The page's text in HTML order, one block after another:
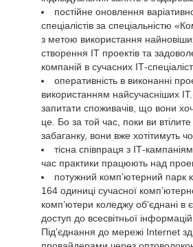
постійне оновлення
спеціалістів за спеціальністю
з метою використання
створення ІТ проектів та
компаній в сучасних ІТ-
оперативність в виконанні
використанням найсучасніших
запитати споживачів, що вони
це. Бо за той час, поки ви
забаганку, вони вже хотітимуть
тісна співпраця з ІТ-
час практики працюють над
потужний комп’ютерний парк
164 одиниці сучасної
комп’ютери коледжу об’єднані
доступ до всесвітньої
Під’єднання до мережі Internet